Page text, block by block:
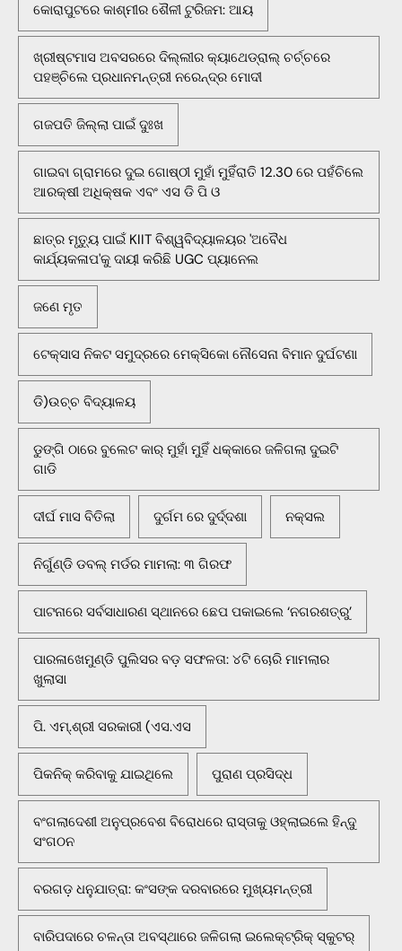
କୋରାପୁଟରେ କାଶ୍ମୀର ଶୈଳୀ ଟୁରିଜମ: ଆୟ
ଖ୍ରୀଷ୍ଟମାସ ଅବସରରେ ଦିଲ୍ଲୀର କ୍ୟାଥେଡ୍ରାଲ୍ ଚର୍ଚ୍ଚରେ
ପହଞ୍ଚିଲେ ପ୍ରଧାନମନ୍ତ୍ରୀ ନରେନ୍ଦ୍ର ମୋଦୀ
ଗଜପତି ଜିଲ୍ଲା ପାଇଁ ଦୁଃଖ
ଗାଇବା ଗ୍ରାମରେ ଦୁଇ ଗୋଷ୍ଠୀ ମୁହାଁ ମୁହିଁରାତି 12.30 ରେ ପହଁଚିଲେ
ଆରକ୍ଷୀ ଅଧିକ୍ଷକ ଏବଂ ଏସ ଡି ପି ଓ
ଛାତ୍ର ମୃତ୍ୟୁ ପାଇଁ KIIT ବିଶ୍ୱବିଦ୍ୟାଳୟର 'ଅବୈଧ
କାର୍ଯ୍ୟକଳାପ'କୁ ଦାୟୀ କରିଛି UGC ପ୍ୟାନେଲ
ଜଣେ ମୃତ
ଟେକ୍ସାସ ନିକଟ ସମୁଦ୍ରରେ ମେକ୍ସିକୋ ନୌସେନା ବିମାନ ଦୁର୍ଘଟଣା
ଡି)ଉଚ୍ଚ ବିଦ୍ୟାଳୟ
ଡୁଙ୍ଗି ଠାରେ ବୁଲେଟ କାର୍ ମୁହାଁ ମୁହିଁ ଧକ୍କାରେ ଜଳିଗଲା ଦୁଇଟି
ଗାଡି
ଦୀର୍ଘ ମାସ ବିତିଲା ଦୁର୍ଗମ ରେ ଦୁର୍ଦ୍ଦଶା ନକ୍ସଲ
ନିର୍ଗୁଣ୍ଡି ଡବଲ୍ ମର୍ଡର ମାମଲା: ୩ ଗିରଫ
ପାଟନାରେ ସର୍ବସାଧାରଣ ସ୍ଥାନରେ ଛେପ ପକାଇଲେ ‘ନଗରଶତ୍ରୁ’
ପାରଳାଖେମୁଣ୍ଡି ପୁଲିସର ବଡ଼ ସଫଳତା: ୪ଟି ଚୋରି ମାମଲାର
ଖୁଲାସା
ପି. ଏମ୍.ଶ୍ରୀ ସରକାରୀ (ଏସ.ଏସ
ପିକନିକ୍‌ କରିବାକୁ ଯାଇଥିଲେ ପୁରାଣ ପ୍ରସିଦ୍ଧ
ବଂଗଲାଦେଶୀ ଅନୁପ୍ରବେଶ ବିରୋଧରେ ରାସ୍ତାକୁ ଓହ୍ଲାଇଲେ ହିନ୍ଦୁ
ସଂଗଠନ
ବରଗଡ଼ ଧନୁଯାତ୍ରା: କଂସଙ୍କ ଦରବାରରେ ମୁଖ୍ୟମନ୍ତ୍ରୀ
ବାରିପଦାରେ ଚଳନ୍ତା ଅବସ୍ଥାରେ ଜଳିଗଲା ଇଲେକ୍ଟ୍ରିକ୍ ସ୍କୁଟର୍